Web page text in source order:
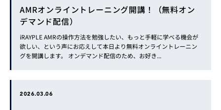
AMRオンライントレーニング開講！（無料オン
デマンド配信）
iRAYPLE AMRの操作方法を勉強したい、もっと手軽に学べる機会が
欲しい、という声にお応えして本日より無料オンライントレーニン
グを開講します。 オンデマンド配信のため、お好き...
2026.03.06